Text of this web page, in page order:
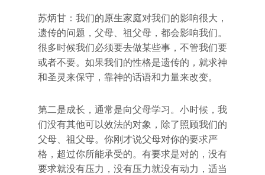
苏炳甘：我们的原生家庭对我们的影响很大，
遗传的问题，父母、祖父母，都会影响我们。
很多时候我们必须要去做某些事，不管我们要
或者不要。如果我们的性格是遗传的，就求神
和圣灵来保守，靠神的话语和力量来改变。
第二是成长，通常是向父母学习。小时候，我
们没有其他可以效法的对象，除了照顾我们的
父母、祖父母。你刚才说父母对你的要求严
格，超过你所能承受的。有要求是对的，没有
要求就没有压力，没有压力就没有动力，适当